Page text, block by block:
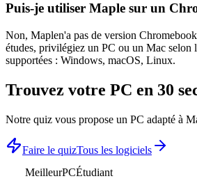
Puis-je utiliser Maple sur un
Non, Maplen'a pas de version
études, privilégiez un PC ou un Mac selon
supportées : Windows, macOS, Linux.
Trouvez votre PC en 30
Notre quiz vous propose un PC adapté à
Faire le quizTous les logiciels
MeilleurPCÉtudiant